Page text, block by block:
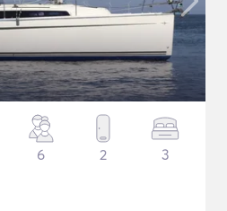
6 2 3